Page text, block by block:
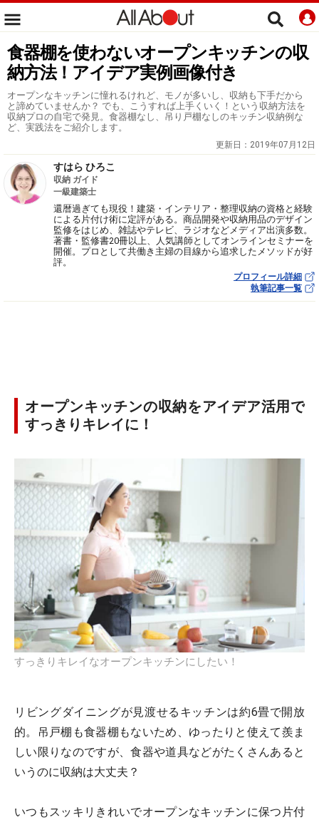
食器棚を使わないオープンキッチンの収
納方法！アイデア実例画像付き
オープンなキッチンに憧れるけれど、モノが多いし、収納も下手だから
と諦めていませんか？ でも、こうすれば上手くいく！という収納方法を
収納プロの自宅で発見。食器棚なし、吊り戸棚なしのキッチン収納例な
ど、実践法をご紹介します。
更新日： 2019年07月12日
すはら ひろこ
収納 ガイド
一級建築士
還暦過ぎても現役！建築・インテリア・整理収納の資格と経験
による片付け術に定評がある。商品開発や収納用品のデザイン
監修をはじめ、雑誌やテレビ、ラジオなどメディア出演多数。
著書・監修書20冊以上、人気講師としてオンラインセミナーを
開催。プロとして共働き主婦の目線から追求したメソッドが好
評。
プロフィール詳細
執筆記事一覧
オープンキッチンの収納をアイデア活用で
すっきりキレイに！
すっきりキレイなオープンキッチンにしたい！
リビングダイニングが見渡せるキッチンは約6畳で開放
的。吊戸棚も食器棚もないため、ゆったりと使えて羨ま
しい限りなのですが、食器や道具などがたくさんあると
いうのに収納は大丈夫？
いつもスッキリきれいでオープンなキッチンに保つ片付